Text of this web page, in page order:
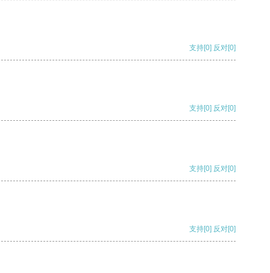
支持[0] 反对[0]
支持[0] 反对[0]
支持[0] 反对[0]
支持[0] 反对[0]